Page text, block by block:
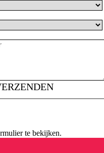
te bekijken.